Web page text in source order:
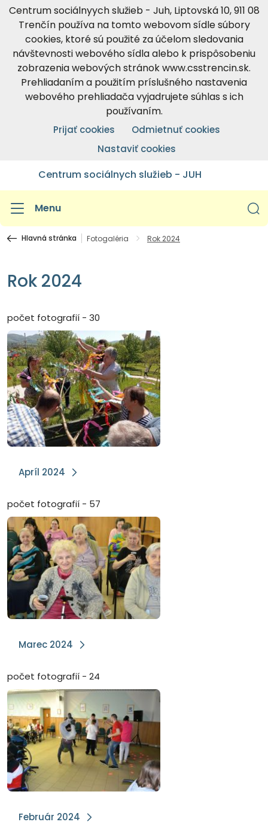
Centrum sociálnyych služieb - Juh, Liptovská 10, 911 08
Trenčín používa na tomto webovom sídle súbory
cookies, ktoré sú použité za účelom sledovania
návštevnosti webového sídla alebo k prispôsobeniu
zobrazenia webových stránok www.csstrencin.sk.
Prehliadaním a použitím príslušného nastavenia
webového prehliadača vyjadrujete súhlas s ich
používaním.
Prijať cookies
Odmietnuť cookies
Nastaviť cookies
Centrum sociálnych služieb - JUH
Menu
Hlavná stránka Fotogaléria Rok 2024
Rok 2024
počet fotografií - 30
Apríl 2024
počet fotografií - 57
Marec 2024
počet fotografií - 24
Február 2024